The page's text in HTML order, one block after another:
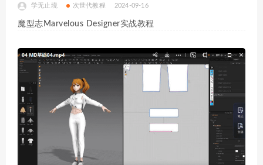
学无止境 次世代教程 2024-09-16
魔型志Marvelous Designer实战教程